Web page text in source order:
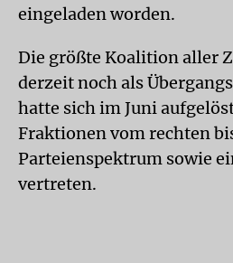
eingeladen worden.
Die größte Koalition aller
derzeit noch als
hatte sich im Juni
Fraktionen vom rechten
Parteienspektrum sowie
vertreten.